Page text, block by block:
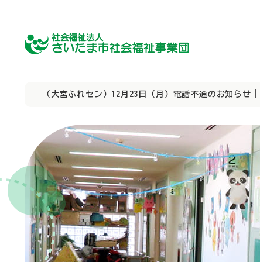
障害者向け施設
理事長挨拶
障害者向け施設
（大宮ふれセン）12月23日（月）電話不通のお知らせ